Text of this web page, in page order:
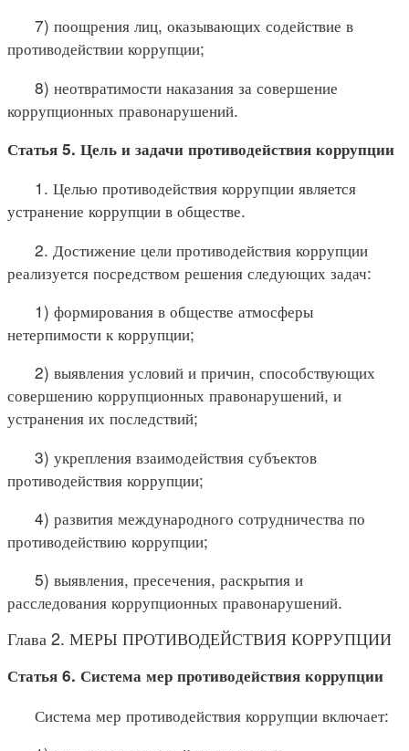
7) поощрения лиц, оказывающих содействие в
противодействии коррупции;
8) неотвратимости наказания за совершение
коррупционных правонарушений.
Статья 5. Цель и задачи противодействия коррупции
1. Целью противодействия коррупции является
устранение коррупции в обществе.
2. Достижение цели противодействия коррупции
реализуется посредством решения следующих задач:
1) формирования в обществе атмосферы
нетерпимости к коррупции;
2) выявления условий и причин, способствующих
совершению коррупционных правонарушений, и
устранения их последствий;
3) укрепления взаимодействия субъектов
противодействия коррупции;
4) развития международного сотрудничества по
противодействию коррупции;
5) выявления, пресечения, раскрытия и
расследования коррупционных правонарушений.
Глава 2. МЕРЫ ПРОТИВОДЕЙСТВИЯ КОРРУПЦИИ
Статья 6. Система мер противодействия коррупции
Система мер противодействия коррупции включает: